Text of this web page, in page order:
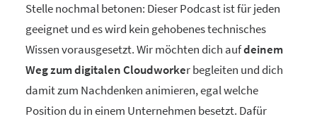
Stelle nochmal betonen: Dieser Podcast ist für jeden
geeignet und es wird kein gehobenes technisches
Wissen vorausgesetzt. Wir möchten dich aufdeinem
Weg zum digitalen Cloudworker begleiten und dich
damit zum Nachdenken animieren, egal welche
Position du in einem Unternehmen besetzt. Dafür